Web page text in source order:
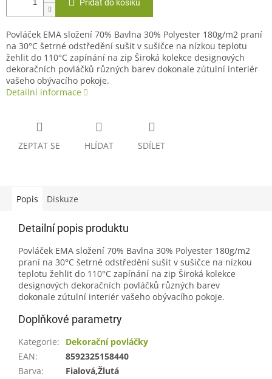
Přidat do košíku
Povláček EMA složení 70% Bavlna 30% Polyester 180g/m2 praní
na 30°C šetrné odstředění sušit v sušičce na nízkou teplotu
žehlit do 110°C zapínání na zip Široká kolekce designových
dekoračních povláčků různých barev dokonale zútulní interiér
vašeho obývacího pokoje.
Detailní informace
ZEPTAT SE HLÍDAT SDÍLET
Popis Diskuze
Detailní popis produktu
Povláček EMA složení 70% Bavlna 30% Polyester 180g/m2
praní na 30°C šetrné odstředění sušit v sušičce na nízkou
teplotu žehlit do 110°C zapínání na zip Široká kolekce
designových dekoračních povláčků různých barev
dokonale zútulní interiér vašeho obývacího pokoje.
Doplňkové parametry
Kategorie:
Dekorační povláčky
EAN:
8592325158440
Barva:
Fialová,Žlutá